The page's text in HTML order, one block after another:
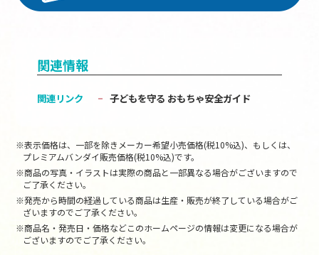
関連情報
関連リンク 子どもを守る おもちゃ安全ガイド
※表示価格は、一部を除きメーカー希望小売価格(税10%込)、もしくは、
プレミアムバンダイ販売価格(税10%込)です。
※商品の写真・イラストは実際の商品と一部異なる場合がございますので
ご了承ください。
※発売から時間の経過している商品は生産・販売が終了している場合がご
ざいますのでご了承ください。
※商品名・発売日・価格などこのホームページの情報は変更になる場合が
ございますのでご了承ください。